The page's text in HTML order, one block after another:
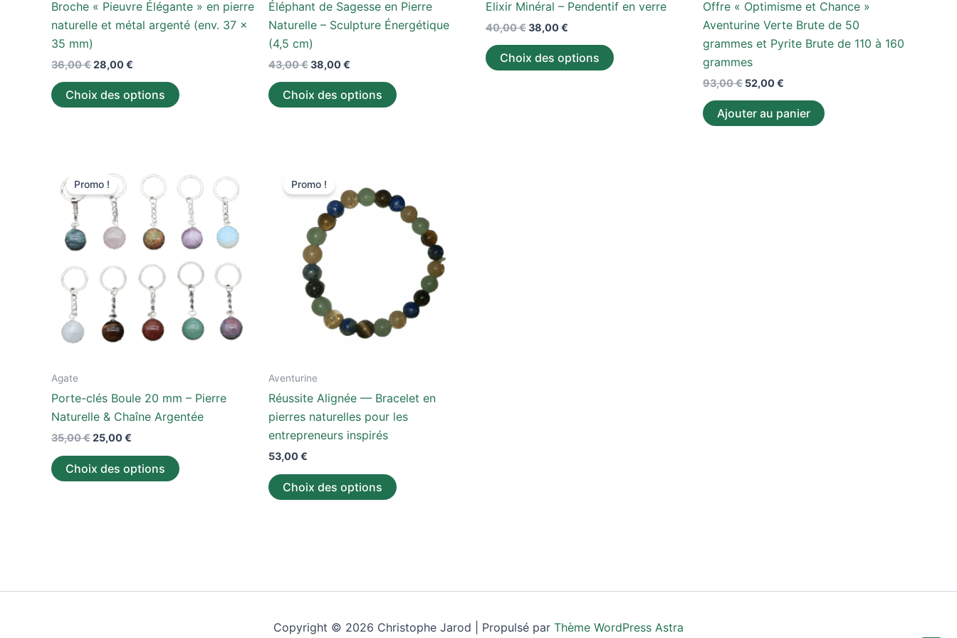
Broche « Pieuvre Élégante » en pierre
naturelle et métal argenté (env. 37 x
35 mm)
36,00€28,00€
Choix des options
du
produit
Éléphant de Sagesse en Pierre
Naturelle – Sculpture Énergétique
(4,5 cm)
43,00€38,00€
Choix des options
produit
Elixir Minéral – Pendentif en verre
40,00€38,00€
Choix des options
Offre « Optimisme et Chance »
Aventurine Verte Brute de 50
grammes et Pyrite Brute de 110 à 160
grammes
93,00€ 52,00€
Ajouter au panier
Promo !
Agate
Porte-clés Boule 20 mm – Pierre
Naturelle & Chaîne Argentée
35,00€
prix
initial
était :
35,00 €.
25,00€
prix
actuel
est :
25,00 €.
Choix des options
produit
plusieurs
variations.
Les
options
peuvent
être
choisies
page
Promo !
Aventurine
Réussite Alignée — Bracelet en
pierres naturelles pour les
entrepreneurs inspirés
53,00€
Choix des options
a
plusieurs
variations.
options
peuvent
être
page
Copyright © 2026 Christophe Jarod | Propulsé par Thème WordPress Astra